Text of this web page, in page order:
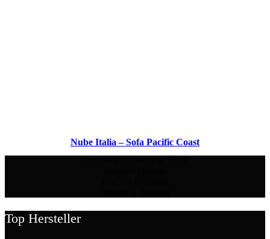
Nube Italia – Sofa Pacific Coast
Top Hersteller